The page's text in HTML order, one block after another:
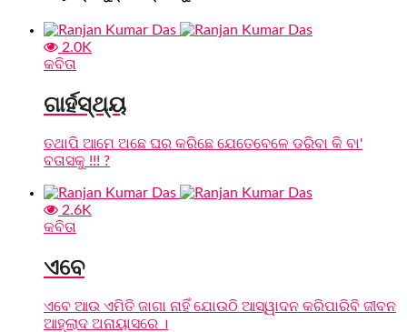
2.0K
କବିତା
ଗାର୍ହସ୍ଥ୍ୟ
ତଥାପି ଆମେ ଅଛେ ଘର କରିଛେ ଯେତେବେଳେ ଡରିବା କି ବା'
ବତାସକୁ !!! ?
2.6K
କବିତା
ଏବେ
ଏବେ ଆଉ ଏମିତି ଜାଗା ନାହିଁ ଯୋଉଠି ଆସ୍ୱାଦନ କରିପାରିବି ଜୀବନ
ଆହ୍ଲାଦ ଅନାୟାସରେ ।